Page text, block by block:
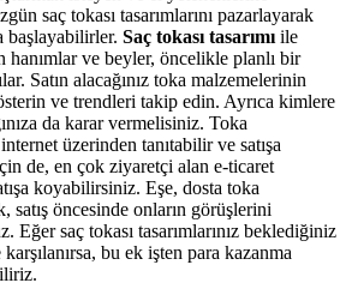
saç tokası tasarımlarını pazarlayarak
başlayabilirler. Saç tokası tasarımı ile
hanımlar ve beyler, öncelikle planlı bir
Satın alacağınız toka malzemelerinin
ve trendleri takip edin. Ayrıca kimlere
da karar vermelisiniz. Toka
üzerinden tanıtabilir ve satışa
de, en çok ziyaretçi alan e-ticaret
koyabilirsiniz. Eşe, dosta toka
satış öncesinde onların görüşlerini
Eğer saç tokası tasarımlarınız beklediğiniz
bu ek işten para kazanma